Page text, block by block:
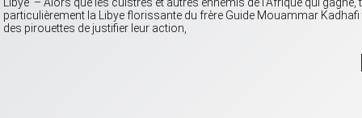
particulièrement la Libye florissante du frère Guide Mouammar Kadhafi
des pirouettes de justifier leur action,